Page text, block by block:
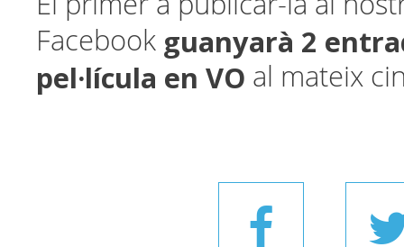
Facebook guanyarà 2
pel·lícula en VO al mateix